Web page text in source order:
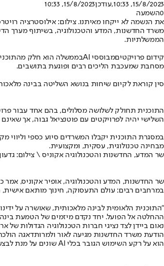
15/8/2023, 10:33
,עודכן15/8/2023, 10:33
0השמעה
את הנשמה לא ייקחו מאיתנו. צילום: אילוסטרציה
משרד החדשנות, המדע והטכנולוגיה, בשיתוף מערך
הממשלתיות.
קידום פרויקטיםמבוססי AI
בממשלה הוא חלק
מסחבת שמעכבת הליכים רבים ופוגעת בתושבים.
סין קוראת לקיום שיחות בנושא השליטה בבינה
התוכנית תחולק לשלושה מסלולים, בהם אחד עבור
השלישי יהיה לפרויקטים עם פוטנציאל גבוה, אך
מבחינה טכנולוגית, עסקית, ומקצועית.
שר המדע, החדשנות והטכנולוגיה אקוניס \ צילום:
שר החדשנות, המדע והטכנולוגיה, אופיר אקוניס, אמר
במרחבים רבים: עולם התעסוקה, חינוך מותאם
ההחלטה אל הפועל. יחד נקדם מיזמים של הטמעת
נאום ביידן לצד נציגי חברות הטכנולוגיה הגדולות של
הודעת משרד החדשנות מגיעה לאור ולמרותדאגה
הוא על רקע השימוש הגובר בכלי AI שונים על מנת לבצע מתקפות פישינג וגניבת מידע, וגם בעוצמת הפגיעות.